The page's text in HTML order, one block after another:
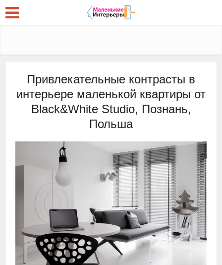
Привлекательные контрасты в
интерьере маленькой квартиры от
Black&White Studio, Познань,
Польша